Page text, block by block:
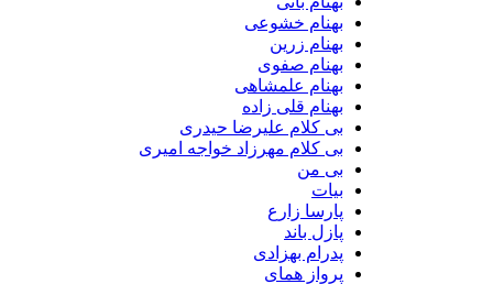
بهنام خشوعی
بهنام زرین
بهنام صفوی
بهنام علمشاهی
بهنام قلی زاده
بی کلام علیرضا حیدری
بی کلام مهرزاد خواجه امیری
بی من
بیات
پارسا زارع
پازل باند
پدرام بهزادی
پرواز همای